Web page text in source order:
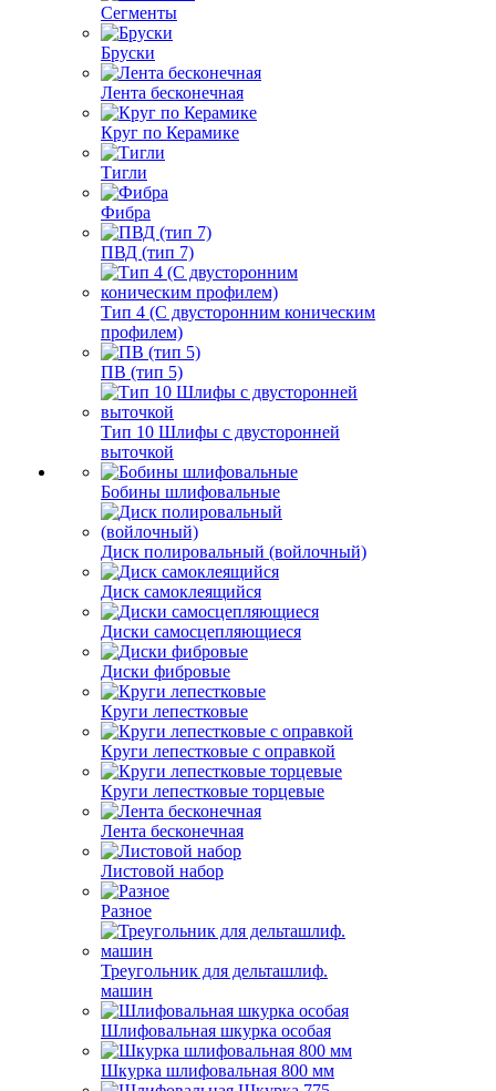
Сегменты
Бруски
Лента бесконечная
Круг по Керамике
Тигли
Фибра
ПВД (тип 7)
Тип 4 (С двусторонним коническим
профилем)
ПВ (тип 5)
Тип 10 Шлифы с двусторонней
выточкой
Бобины шлифовальные
Диск полировальный (войлочный)
Диск самоклеящийся
Диски самосцепляющиеся
Диски фибровые
Круги лепестковые
Круги лепестковые с оправкой
Круги лепестковые торцевые
Лента бесконечная
Листовой набор
Разное
Треугольник для дельташлиф.
машин
Шлифовальная шкурка особая
Шкурка шлифовальная 800 мм